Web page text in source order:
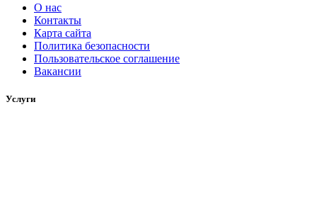
О нас
Контакты
Карта сайта
Политика безопасности
Пользовательское соглашение
Вакансии
Услуги